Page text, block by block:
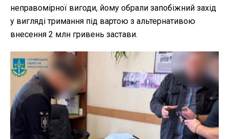
неправомірної вигоди, йому обрали запобіжний захід
у вигляді тримання під вартою з альтернативою
внесення 2 млн гривень застави.